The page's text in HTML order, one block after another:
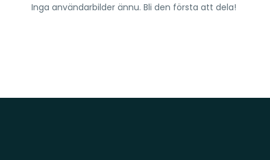
Inga användarbilder ännu. Bli den första att dela!